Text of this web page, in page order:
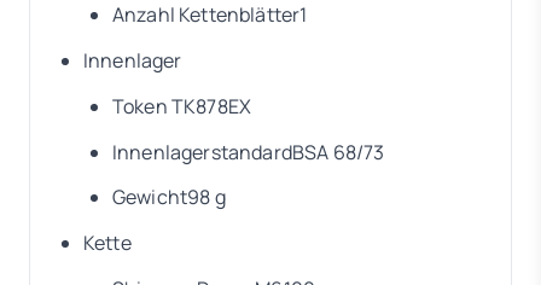
Anzahl Kettenblätter1
Innenlager
Token TK878EX
InnenlagerstandardBSA 68/73
Gewicht98 g
Kette